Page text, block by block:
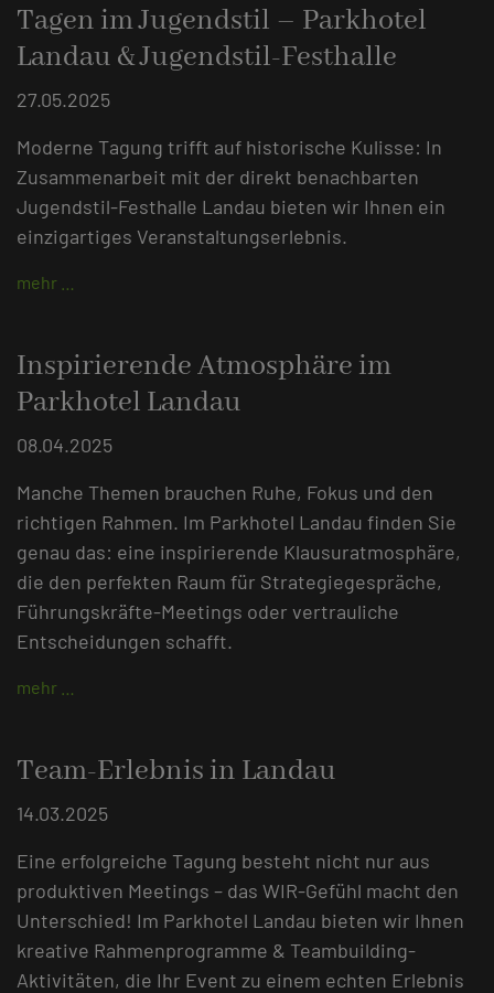
Tagen im Jugendstil – Parkhotel
Landau & Jugendstil-Festhalle
27.05.2025
Moderne Tagung trifft auf historische Kulisse: In
Zusammenarbeit mit der direkt benachbarten
Jugendstil-Festhalle Landau bieten wir Ihnen ein
einzigartiges Veranstaltungserlebnis.
mehr …
Inspirierende Atmosphäre im
Parkhotel Landau
08.04.2025
Manche Themen brauchen Ruhe, Fokus und den
richtigen Rahmen. Im Parkhotel Landau finden Sie
genau das: eine inspirierende Klausuratmosphäre,
die den perfekten Raum für Strategiegespräche,
Führungskräfte-Meetings oder vertrauliche
Entscheidungen schafft.
mehr …
Team-Erlebnis in Landau
14.03.2025
Eine erfolgreiche Tagung besteht nicht nur aus
produktiven Meetings – das WIR-Gefühl macht den
Unterschied! Im Parkhotel Landau bieten wir Ihnen
kreative Rahmenprogramme & Teambuilding-
Aktivitäten, die Ihr Event zu einem echten Erlebnis